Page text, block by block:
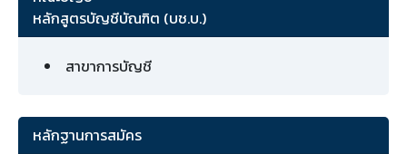
หลักสูตรบัญชีบัณฑิต (บช.บ.)
สาขาการบัญชี
หลักฐานการสมัคร